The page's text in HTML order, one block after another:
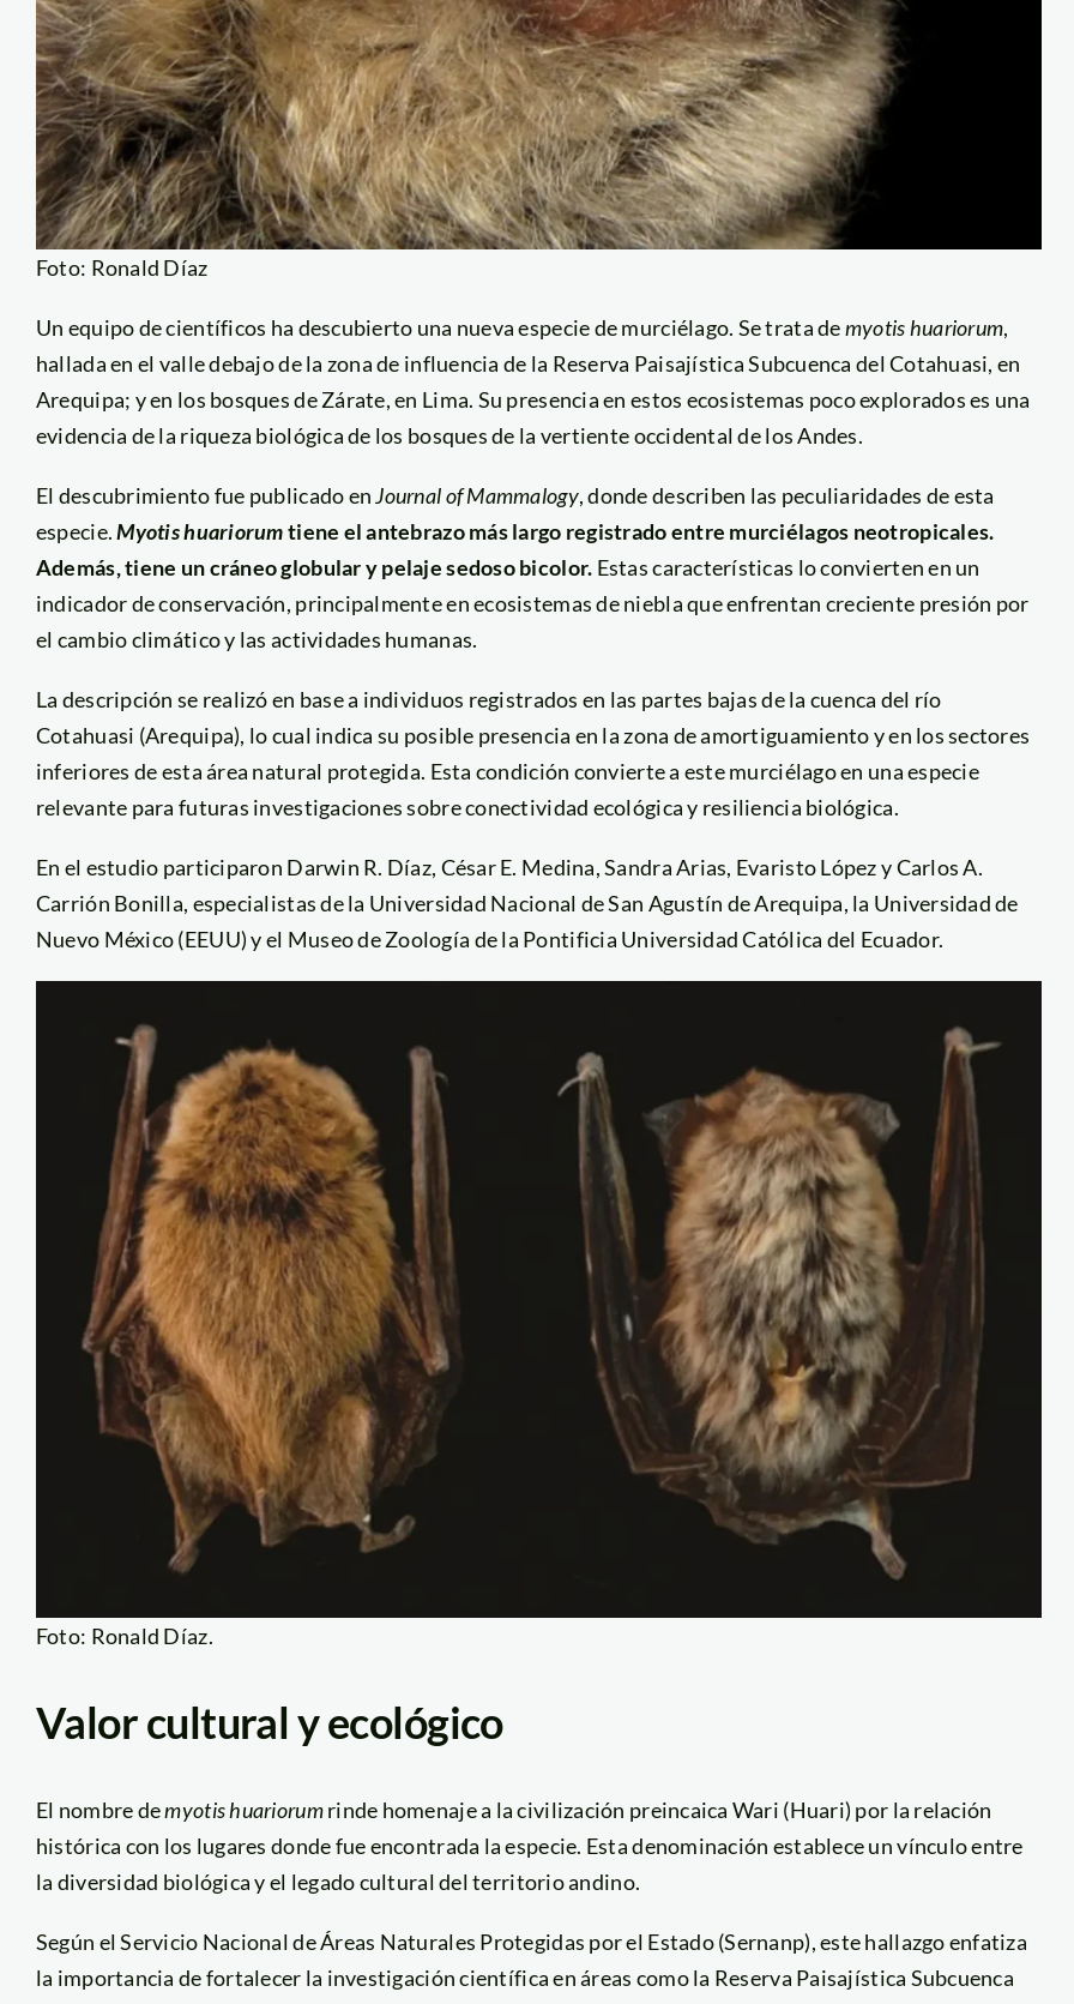
Foto: Ronald Díaz
Un equipo de científicos ha descubierto una nueva especie de murciélago. Se trata demyotis huariorum,
hallada en el valle debajo de la zona de influencia de la Reserva Paisajística Subcuenca del Cotahuasi, en
Arequipa; y en los bosques de Zárate, en Lima. Su presencia en estos ecosistemas poco explorados es una
evidencia de la riqueza biológica de los bosques de la vertiente occidental de los Andes.
El descubrimiento fue publicado enJournal of Mammalogy, donde describen las peculiaridades de esta
especie.Myotis huariorumtiene el antebrazo más largo registrado entre murciélagos neotropicales.
Además, tiene un cráneo globular y pelaje sedoso bicolor. Estas características lo convierten en un
indicador de conservación, principalmente en ecosistemas de niebla que enfrentan creciente presión por
el cambio climático y las actividades humanas.
La descripción se realizó en base a individuos registrados en las partes bajas de la cuenca del río
Cotahuasi (Arequipa), lo cual indica su posible presencia en la zona de amortiguamiento y en los sectores
inferiores de esta área natural protegida. Esta condición convierte a este murciélago en una especie
relevante para futuras investigaciones sobre conectividad ecológica y resiliencia biológica.
En el estudio participaron Darwin R. Díaz, César E. Medina, Sandra Arias, Evaristo López y Carlos A.
Carrión Bonilla, especialistas de la Universidad Nacional de San Agustín de Arequipa, la Universidad de
Nuevo México (EEUU) y el Museo de Zoología de la Pontificia Universidad Católica del Ecuador.
Foto: Ronald Díaz.
Valor cultural y ecológico
El nombre demyotis huariorumrinde homenaje a la civilización preincaica Wari (Huari) por la relación
histórica con los lugares donde fue encontrada la especie. Esta denominación establece un vínculo entre
la diversidad biológica y el legado cultural del territorio andino.
Según el Servicio Nacional de Áreas Naturales Protegidas por el Estado (Sernanp), este hallazgoenfatiza
la importancia de fortalecer la investigación científica en áreas como la Reserva Paisajística Subcuenca